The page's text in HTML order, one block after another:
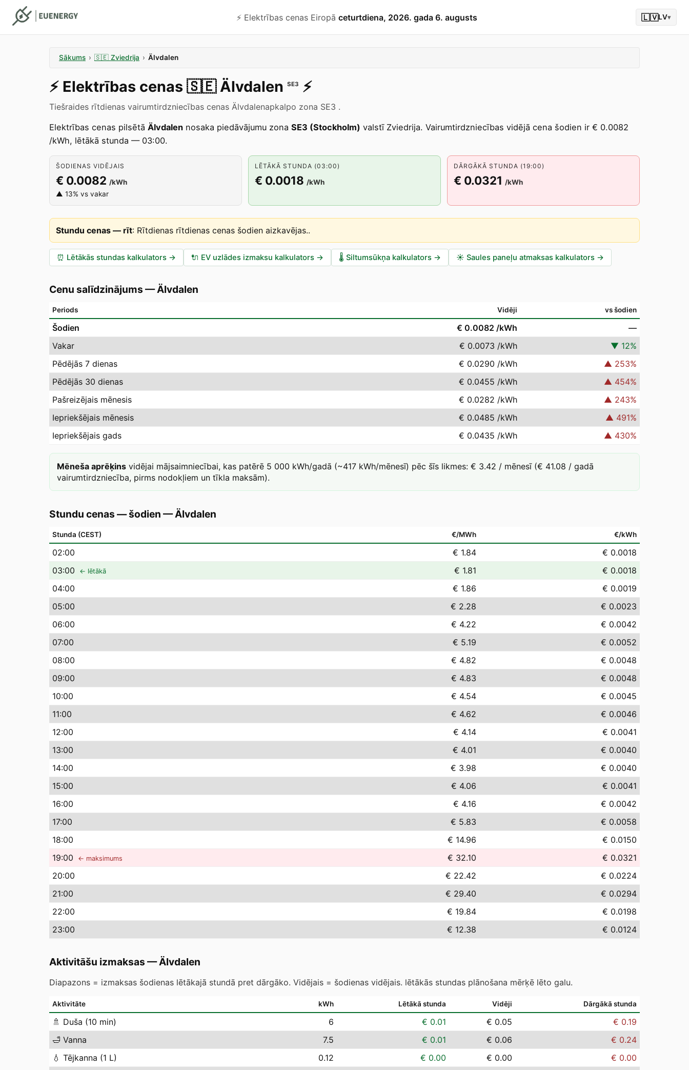
⚡️ Elektrības cenas Eiropā ceturtdiena, 2026. gada 6. augusts 🇱🇻LV▾
Sākums › 🇸🇪 Zviedrija › Älvdalen
⚡️ Elektrības cenas 🇸🇪 Älvdalen SE3 ⚡️
Tiešraides rītdienas vairumtirdzniecības cenas Älvdalenapkalpo zona SE3 .
Elektrības cenas pilsētā Älvdalen nosaka piedāvājumu zona SE3 (Stockholm) valstī Zviedrija. Vairumtirdzniecības vidējā cena šodien ir € 0.0082
/kWh, lētākā stunda — 03:00.
ŠODIENAS VIDĒJAIS
€ 0.0082 /kWh
▲ 13% vs vakar
LĒTĀKĀ STUNDA (03:00)
€ 0.0018 /kWh
DĀRGĀKĀ STUNDA (19:00)
€ 0.0321 /kWh
Stundu cenas — rīt: Rītdienas rītdienas cenas šodien aizkavējas..
⏰ Lētākās stundas kalkulators → 🔌 EV uzlādes izmaksu kalkulators → 🌡️ Siltumsūkņa kalkulators → ☀️ Saules paneļu atmaksas kalkulators →
Cenu salīdzinājums —Älvdalen
Periods Vidēji vs šodien
Šodien € 0.0082 /kWh
—
Vakar
€ 0.0073 /kWh ▼ 12%
Pēdējās 7 dienas
€ 0.0290 /kWh ▲ 253%
Pēdējās 30 dienas
€ 0.0455 /kWh ▲ 454%
Pašreizējais mēnesis
€ 0.0282 /kWh ▲ 243%
Iepriekšējais mēnesis
€ 0.0485 /kWh ▲ 491%
Iepriekšējais gads
€ 0.0435 /kWh ▲ 430%
Mēneša aprēķins vidējai mājsaimniecībai, kas patērē 5 000 kWh/gadā (~417 kWh/mēnesī) pēc šīs likmes: € 3.42 / mēnesī (€ 41.08 / gadā
vairumtirdzniecība, pirms nodokļiem un tīkla maksām).
Stundu cenas — šodien —Älvdalen
Stunda (CEST) €/MWh €/kWh
02:00 € 1.84
€ 0.0018
03:00 ← lētākā € 1.81
€ 0.0018
04:00 € 1.86
€ 0.0019
05:00 € 2.28
€ 0.0023
06:00 € 4.22
€ 0.0042
07:00 € 5.19
€ 0.0052
08:00 € 4.82
€ 0.0048
09:00 € 4.83
€ 0.0048
10:00 € 4.54
€ 0.0045
11:00 € 4.62
€ 0.0046
12:00 € 4.14
€ 0.0041
13:00 € 4.01
€ 0.0040
14:00 € 3.98
€ 0.0040
15:00 € 4.06
€ 0.0041
16:00 € 4.16
€ 0.0042
17:00 € 5.83
€ 0.0058
18:00 € 14.96
€ 0.0150
19:00 ← maksimums € 32.10
€ 0.0321
20:00 € 22.42
€ 0.0224
21:00 € 29.40
€ 0.0294
22:00 € 19.84
€ 0.0198
23:00 € 12.38 € 0.0124
Aktivitāšu izmaksas —Älvdalen
Diapazons = izmaksas šodienas lētākajā stundā pret dārgāko. Vidējais = šodienas vidējais. lētākās stundas plānošana mērķē lēto galu.
Aktivitāte kWh Lētākā stunda Vidēji Dārgākā stunda
🚿 Duša (10 min) 6 € 0.01 € 0.05
€ 0.19
🛁 Vanna 7.5 € 0.01 € 0.06
€ 0.24
💧 Tējkanna (1 L) 0.12 € 0.00 € 0.00
€ 0.00